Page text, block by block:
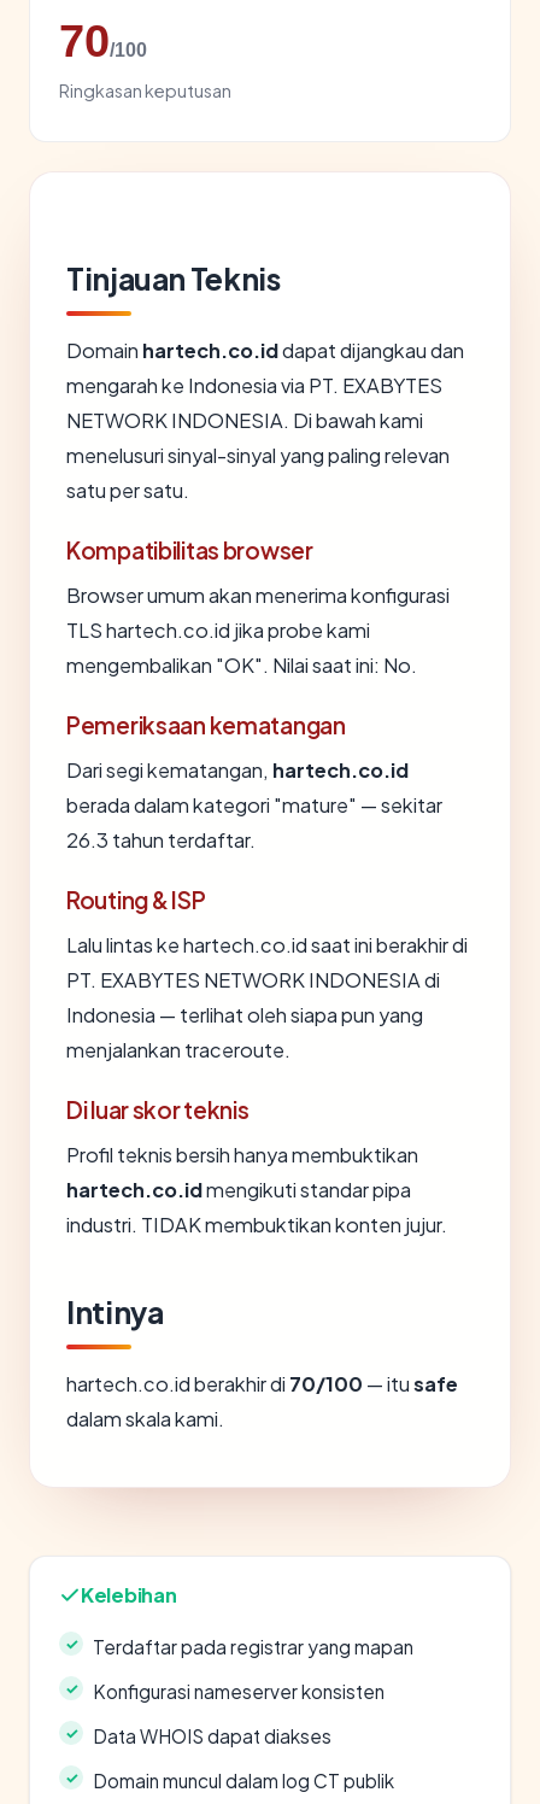
70/100
Ringkasan keputusan
Tinjauan Teknis
Domain hartech.co.iddapat dijangkau dan
mengarah ke Indonesia via PT. EXABYTES
NETWORK INDONESIA. Di bawah kami
menelusuri sinyal-sinyal yang paling relevan
satu per satu.
Kompatibilitas browser
Browser umum akan menerima konfigurasi
TLS hartech.co.id jika probe kami
mengembalikan "OK". Nilai saat ini: No.
Pemeriksaan kematangan
Dari segi kematangan, hartech.co.id
berada dalam kategori "mature" — sekitar
26.3 tahun terdaftar.
Routing & ISP
Lalu lintas ke hartech.co.id saat ini berakhir di
PT. EXABYTES NETWORK INDONESIA di
Indonesia — terlihat oleh siapa pun yang
menjalankan traceroute.
Di luar skor teknis
Profil teknis bersih hanya membuktikan
hartech.co.idmengikuti standar pipa
industri. TIDAK membuktikan konten jujur.
Intinya
hartech.co.id berakhir di 70/100 — itusafe
dalam skala kami.
Kelebihan
Terdaftar pada registrar yang mapan
Konfigurasi nameserver konsisten
Data WHOIS dapat diakses
Domain muncul dalam log CT publik